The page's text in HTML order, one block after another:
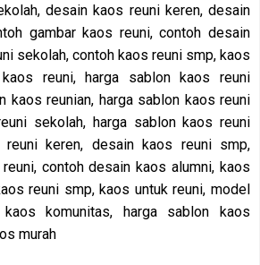
desain kaos reuni keren, desain
gambar kaos reuni, contoh desain
sekolah, contoh kaos reuni smp, kaos
reuni, harga sablon kaos reuni
kaos reunian, harga sablon kaos reuni
sekolah, harga sablon kaos reuni
reuni keren, desain kaos reuni smp,
contoh desain kaos alumni, kaos
reuni smp, kaos untuk reuni, model
komunitas, harga sablon kaos
murah